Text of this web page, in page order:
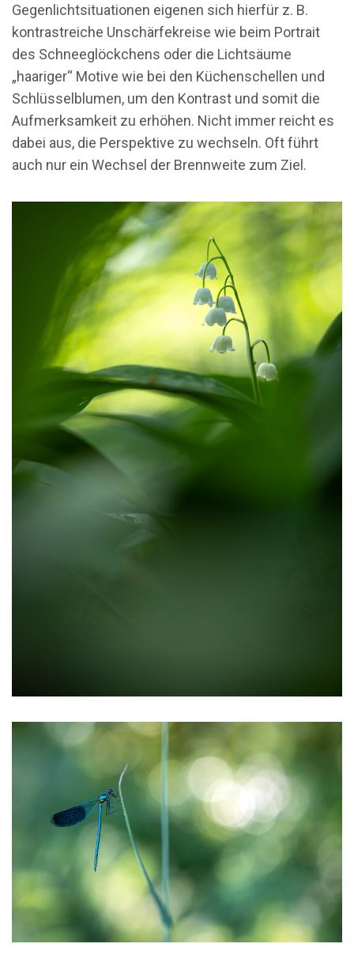
Gegenlichtsituationen eigenen sich hierfür z. B.
kontrastreiche Unschärfekreise wie beim Portrait
des Schneeglöckchens oder die Lichtsäume
„haariger“ Motive wie bei den Küchenschellen und
Schlüsselblumen, um den Kontrast und somit die
Aufmerksamkeit zu erhöhen. Nicht immer reicht es
dabei aus, die Perspektive zu wechseln. Oft führt
auch nur ein Wechsel der Brennweite zum Ziel.